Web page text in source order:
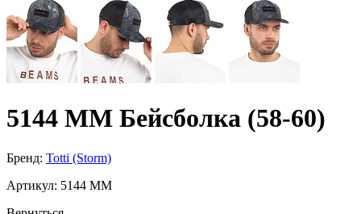
5144 MM Бейсболка (58-60)
Бренд: Totti (Storm)
Артикул: 5144 MM